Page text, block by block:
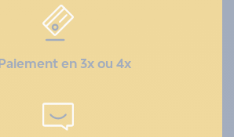
en 3x ou 4x